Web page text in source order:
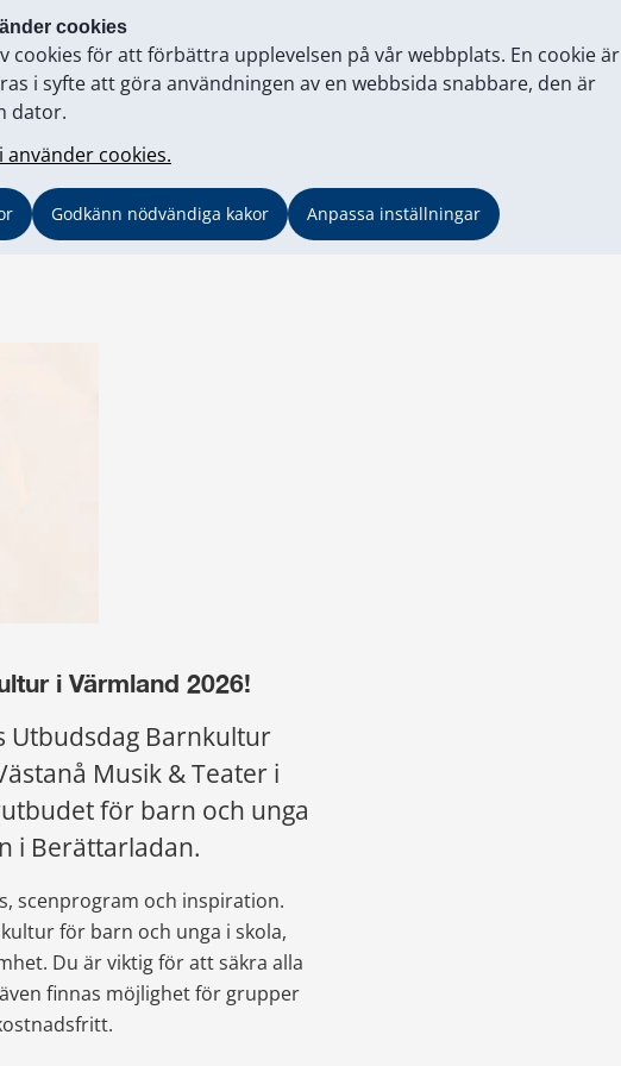
cookies
cookies för att förbättra upplevelsen på vår webbplats. En cookie är
i syfte att göra användningen av en webbsida snabbare, den är
dator.
använder cookies.
Godkänn nödvändiga kakor Anpassa inställningar
i Värmland 2026!
Utbudsdag Barnkultur
Musik & Teater i
för barn och unga
i Berättarladan.
scenprogram och inspiration.
för barn och unga i skola,
Du är viktig för att säkra alla
finnas möjlighet för grupper